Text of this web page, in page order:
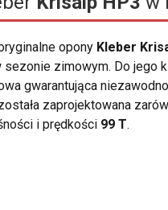
opony Kleber
zimowym. Do jego
gwarantująca
zaprojektowana
i prędkości 99 T.